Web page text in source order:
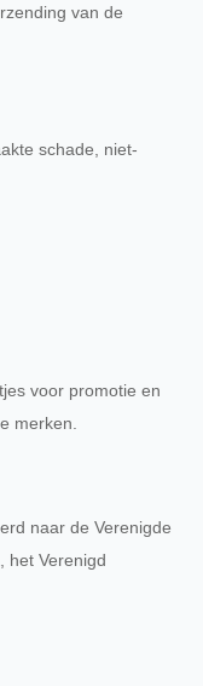
van de
schade, niet-
voor promotie en
merken.
naar de Verenigde
het Verenigd